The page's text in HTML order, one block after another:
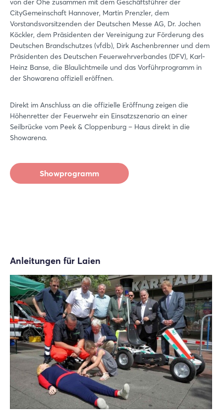
CityGemeinschaft Hannover, Martin Prenzler, dem
Vorstandsvorsitzenden der Deutschen Messe AG, Dr. Jochen
Köckler, dem Präsidenten der Vereinigung zur Förderung des
Deutschen Brandschutzes (vfdb), Dirk Aschenbrenner und dem
Präsidenten des Deutschen Feuerwehrverbandes (DFV), Karl-
Heinz Banse, die Blaulichtmeile und das Vorführprogramm in
der Showarena offiziell eröffnen.
Direkt im Anschluss an die offizielle Eröffnung zeigen die
Höhenretter der Feuerwehr ein Einsatzszenario an einer
Seilbrücke vom Peek & Cloppenburg – Haus direkt in die
Showarena.
Showprogramm
Anleitungen für Laien